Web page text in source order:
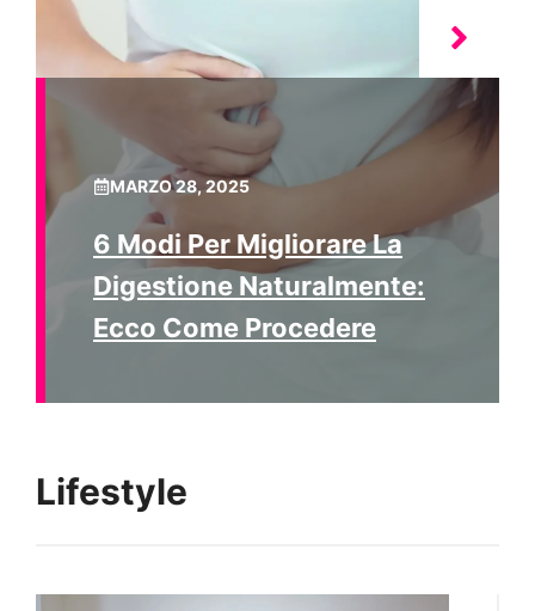
MARZO 28, 2025
6 Modi Per Migliorare La
Digestione Naturalmente:
Ecco Come Procedere
Lifestyle